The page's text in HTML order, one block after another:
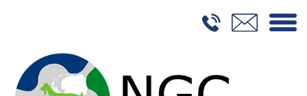
Over NGC